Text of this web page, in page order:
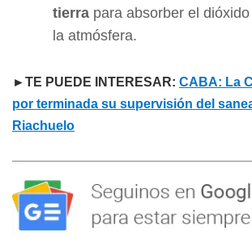
tierra para absorber el
la atmósfera.
►TE PUEDE INTERESAR: CABA: La
por terminada su supervisión del
Riachuelo